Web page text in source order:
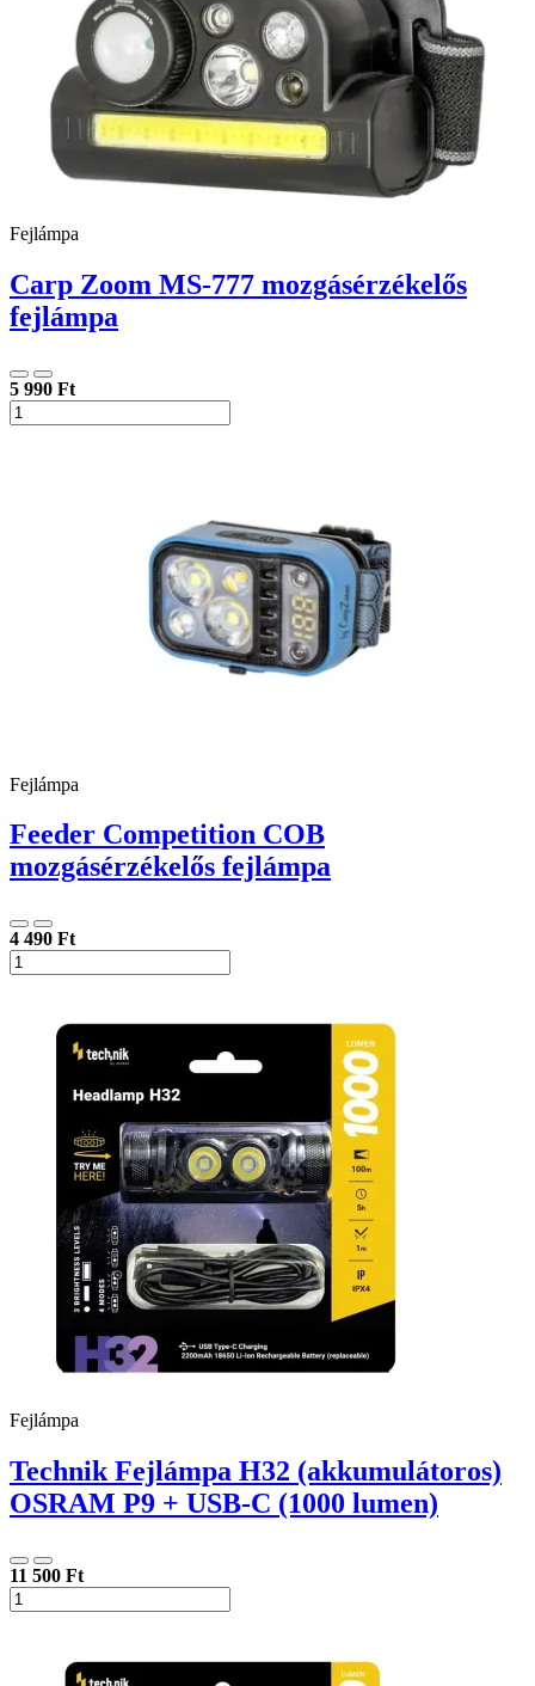
Fejlámpa
Carp Zoom MS-777 mozgásérzékelős
fejlámpa
5 990 Ft
Fejlámpa
Feeder Competition COB
mozgásérzékelős fejlámpa
4 490 Ft
Fejlámpa
Technik Fejlámpa H32 (akkumulátoros)
OSRAM P9 + USB-C (1000 lumen)
11 500 Ft